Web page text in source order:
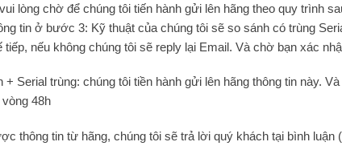
lòng chờ để chúng tôi tiến hành gửi lên hãng theo quy trình
tin ở bước 3: Kỹ thuật của chúng tôi sẽ so sánh có trùng
nếu không chúng tôi sẽ reply lại Email. Và chờ bạn xác
+ Serial trùng: chúng tôi tiền hành gửi lên hãng thông tin này.
48h
thông tin từ hãng, chúng tôi sẽ trả lời quý khách tại bình